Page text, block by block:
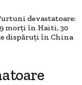
devastatoare:
morţi în Haiti, 30
dispăruţi în China